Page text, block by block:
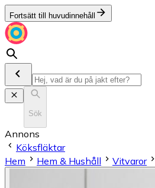
Fortsätt till huvudinnehåll
Sök
Annons
Köksfläktar
Hem
Hem & Hushåll Vitvaror